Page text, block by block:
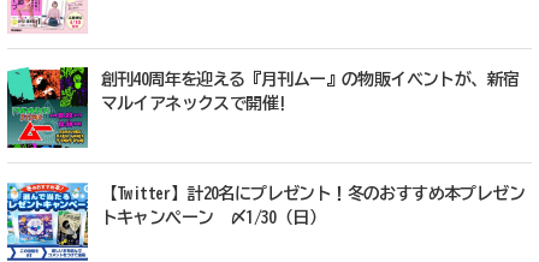
創刊40周年を迎える『月刊ムー』の物販イベントが、新宿
マルイアネックスで開催!
【Twitter】計20名にプレゼント！冬のおすすめ本プレゼン
トキャンペーン 〆1/30（日）